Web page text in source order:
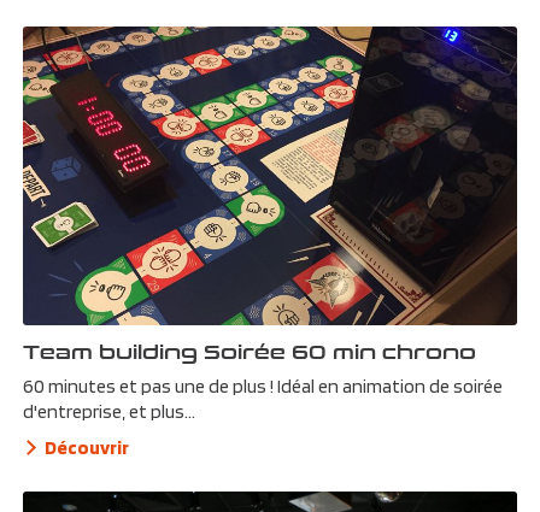
Team building Soirée 60 min chrono
60 minutes et pas une de plus ! Idéal en animation de soirée
d'entreprise, et plus...
Découvrir